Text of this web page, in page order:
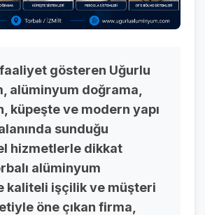
faaliyet gösteren Uğurlu
alüminyum doğrama,
küpeşte ve modern yapı
sunduğu
hizmetlerle dikkat
alüminyum
kaliteli işçilik ve müşteri
öne çıkan firma,